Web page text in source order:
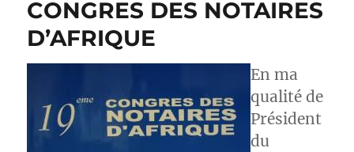
CONGRES DES NOTAIRES
D’AFRIQUE
En ma
qualité de
Président
du